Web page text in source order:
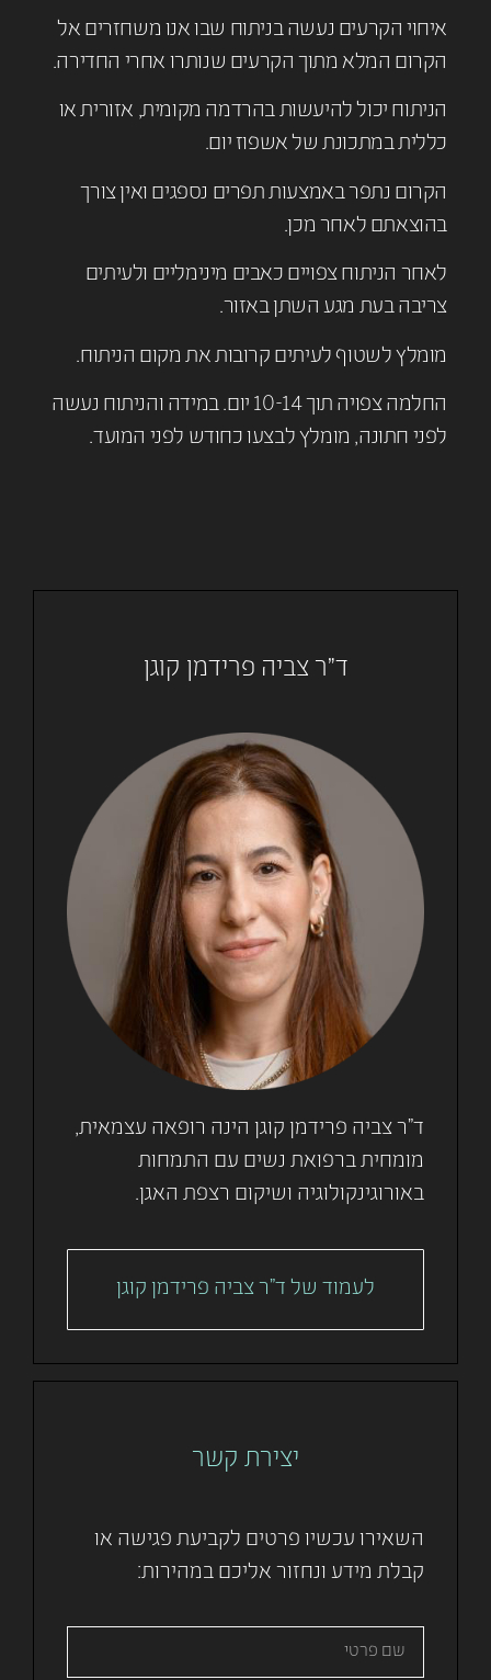
איחוי הקרעים נעשה בניתוח שבו אנו משחזרים אל
הקרום המלא מתוך הקרעים שנותרו אחרי החדירה.
הניתוח יכול להיעשות בהרדמה מקומית, אזורית או
כללית במתכונת של אשפוז יום.
הקרום נתפר באמצעות תפרים נספגים ואין צורך
בהוצאתם לאחר מכן.
לאחר הניתוח צפויים כאבים מינימליים ולעיתים
צריבה בעת מגע השתן באזור.
מומלץ לשטוף לעיתים קרובות את מקום הניתוח.
החלמה צפויה תוך 10-14 יום. במידה והניתוח נעשה
לפני חתונה, מומלץ לבצעו כחודש לפני המועד.
ד"ר צביה פרידמן קוגן
ד"ר צביה פרידמן קוגן הינה רופאה עצמאית,
מומחית ברפואת נשים עם התמחות
באורוגינקולוגיה ושיקום רצפת האגן.
לעמוד של ד"ר צביה פרידמן קוגן
יצירת קשר
השאירו עכשיו פרטים לקביעת פגישה או
קבלת מידע ונחזור אליכם במהירות: